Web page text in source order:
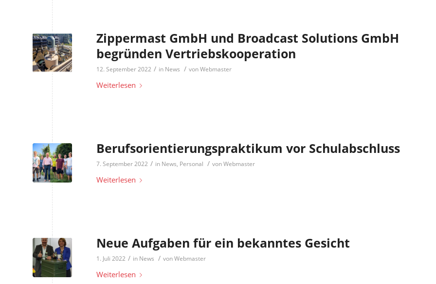
Zippermast GmbH und Broadcast Solutions GmbH
begründen Vertriebskooperation
12. September 2022 / in News / vonWebmaster
Weiterlesen
Berufsorientierungspraktikum vor Schulabschluss
7. September 2022 / in News, Personal / vonWebmaster
Weiterlesen
Neue Aufgaben für ein bekanntes Gesicht
1. Juli 2022 / in News / vonWebmaster
Weiterlesen